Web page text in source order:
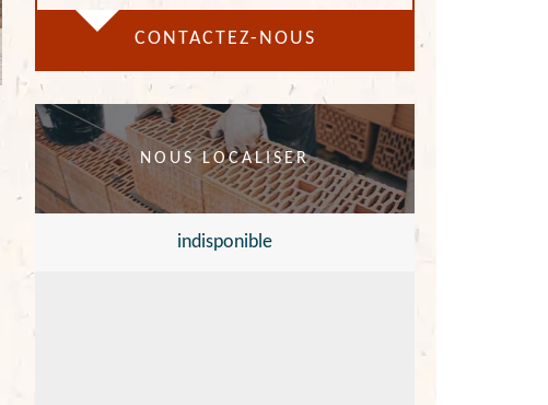
CONTACTEZ-NOUS
NOUS LOCALISER
indisponible